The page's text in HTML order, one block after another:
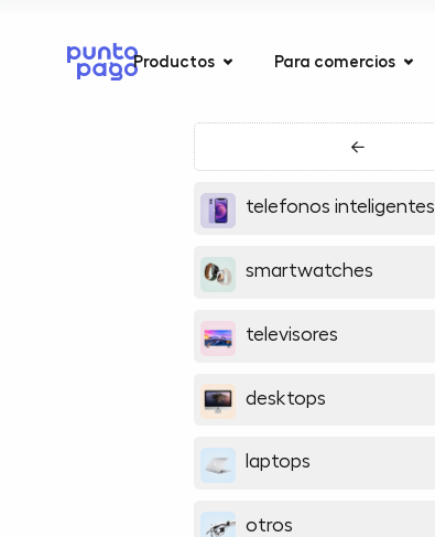
Productos Para comercios
←
telefonos inteligentes
smartwatches
televisores
desktops
laptops
otros